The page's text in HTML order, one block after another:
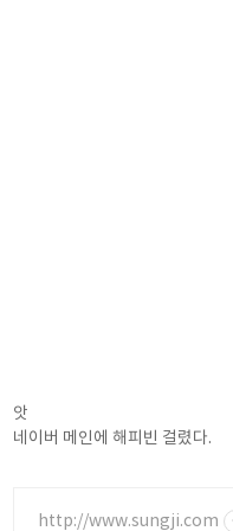
앗
네이버 메인에 해피빈 걸렸다.
http://www.sungji.com